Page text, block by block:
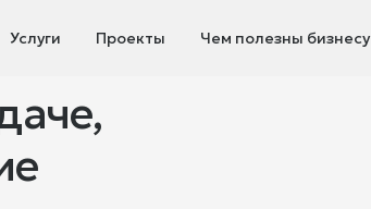
Услуги Проекты Чем полезны бизнесу